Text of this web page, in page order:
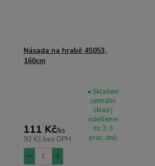
Násada na hrabě 45053,
160cm
111 Kč/ks
92 Kč bez DPH
• Skladem
centrální
sklad |
odešleme
do 2-3
prac. dnů